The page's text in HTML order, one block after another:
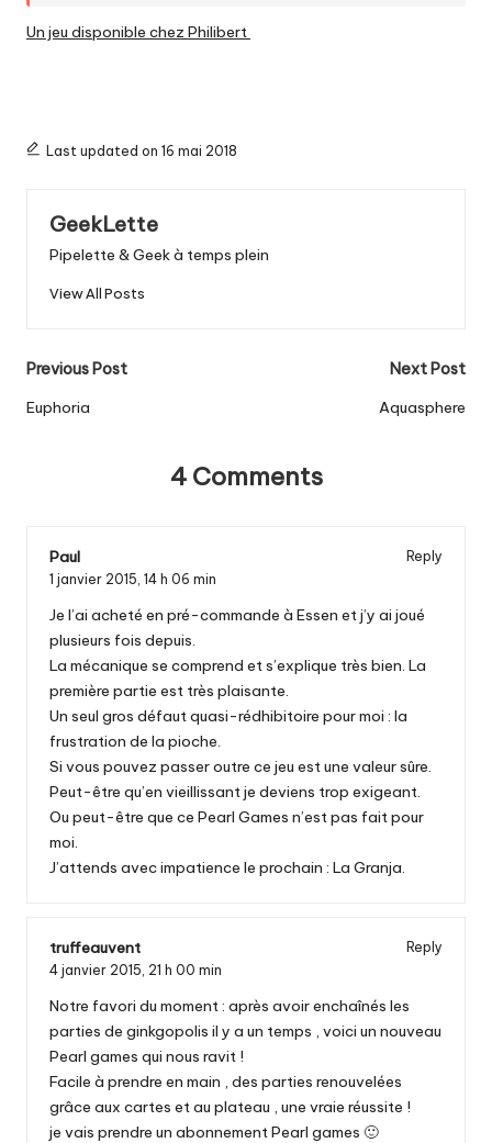
Un jeu disponible chez Philibert
Last updated on 16 mai 2018
GeekLette
Pipelette & Geek à temps plein
View All Posts
Post
navigation
Previous Post
Euphoria
Next Post
Aquasphere
4 Comments
Paul
Reply
1 janvier 2015, 14 h 06 min
Je l’ai acheté en pré-commande à Essen et j’y ai joué
plusieurs fois depuis.
La mécanique se comprend et s’explique très bien. La
première partie est très plaisante.
Un seul gros défaut quasi-rédhibitoire pour moi : la
frustration de la pioche.
Si vous pouvez passer outre ce jeu est une valeur sûre.
Peut-être qu’en vieillissant je deviens trop exigeant.
Ou peut-être que ce Pearl Games n’est pas fait pour
moi.
J’attends avec impatience le prochain : La Granja.
truffeauvent
Reply
4 janvier 2015, 21 h 00 min
Notre favori du moment : après avoir enchaînés les
parties de ginkgopolis il y a un temps , voici un nouveau
Pearl games qui nous ravit !
Facile à prendre en main , des parties renouvelées
grâce aux cartes et au plateau , une vraie réussite !
je vais prendre un abonnement Pearl games 🙂